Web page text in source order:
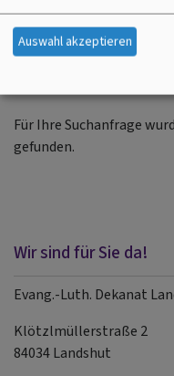
Für Ihre Suchanfrage
gefunden.
Wir sind für Sie da!
Evang.-Luth. Dekanat
Klötzlmüllerstraße 2
84034 Landshut
Auswahl akzeptieren